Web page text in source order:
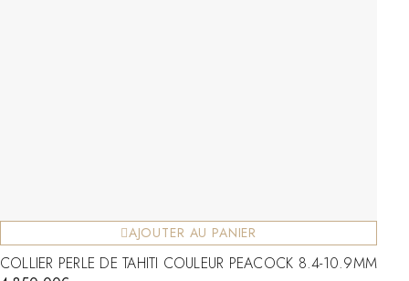
AJOUTER AU PANIER
COLLIER PERLE DE TAHITI COULEUR PEACOCK 8.4-10.9MM